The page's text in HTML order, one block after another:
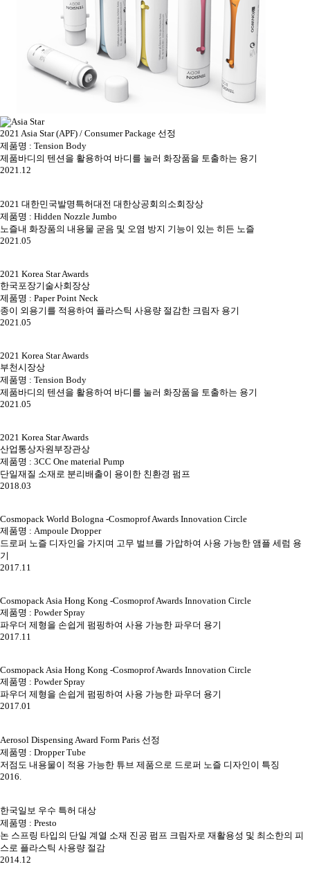
2021 Asia Star (APF) / Consumer Package 선정
제품명 : Tension Body
제품바디의 텐션을 활용하여 바디를 눌러 화장품을 토출하는 용기
2021.12
2021 대한민국발명특허대전 대한상공회의소회장상
제품명 : Hidden Nozzle Jumbo
노즐내 화장품의 내용물 굳음 및 오염 방지 기능이 있는 히든 노즐
2021.05
2021 Korea Star Awards
한국포장기술사회장상
제품명 : Paper Point Neck
종이 외용기를 적용하여 플라스틱 사용량 절감한 크림자 용기
2021.05
2021 Korea Star Awards
부천시장상
제품명 : Tension Body
제품바디의 텐션을 활용하여 바디를 눌러 화장품을 토출하는 용기
2021.05
2021 Korea Star Awards
산업통상자원부장관상
제품명 : 3CC One material Pump
단일재질 소재로 분리배출이 용이한 친환경 펌프
2018.03
Cosmopack World Bologna -Cosmoprof Awards Innovation Circle
제품명 : Ampoule Dropper
드로퍼 노즐 디자인을 가지며 고무 벌브를 가압하여 사용 가능한 앰플 세럼 용
기
2017.11
Cosmopack Asia Hong Kong -Cosmoprof Awards Innovation Circle
제품명 : Powder Spray
파우더 제형을 손쉽게 펌핑하여 사용 가능한 파우더 용기
2017.11
Cosmopack Asia Hong Kong -Cosmoprof Awards Innovation Circle
제품명 : Powder Spray
파우더 제형을 손쉽게 펌핑하여 사용 가능한 파우더 용기
2017.01
Aerosol Dispensing Award Form Paris 선정
제품명 : Dropper Tube
저점도 내용물이 적용 가능한 튜브 제품으로 드로퍼 노즐 디자인이 특징
2016.
한국일보 우수 특허 대상
제품명 : Presto
논 스프링 타입의 단일 계열 소재 진공 펌프 크림자로 재활용성 및 최소한의 피
스로 플라스틱 사용량 절감
2014.12